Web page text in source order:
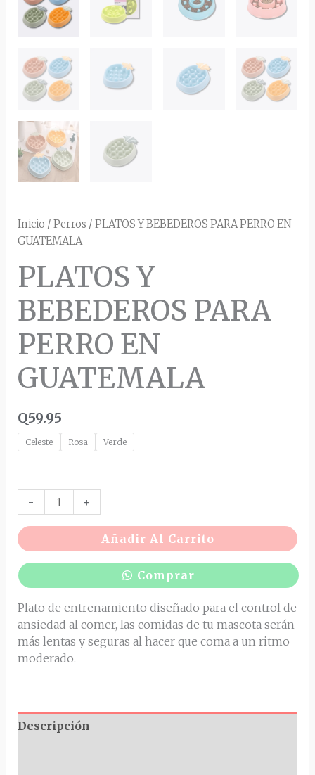
Inicio / Perros / PLATOS Y BEBEDEROS PARA PERRO EN
GUATEMALA
PLATOS Y
BEBEDEROS PARA
PERRO EN
GUATEMALA
Q59.95
Celeste Rosa Verde
- +
Añadir Al Carrito
Comprar
Plato de entrenamiento diseñado para el control de
ansiedad al comer, las comidas de tu mascota serán
más lentas y seguras al hacer que coma a un ritmo
moderado.
Descripción